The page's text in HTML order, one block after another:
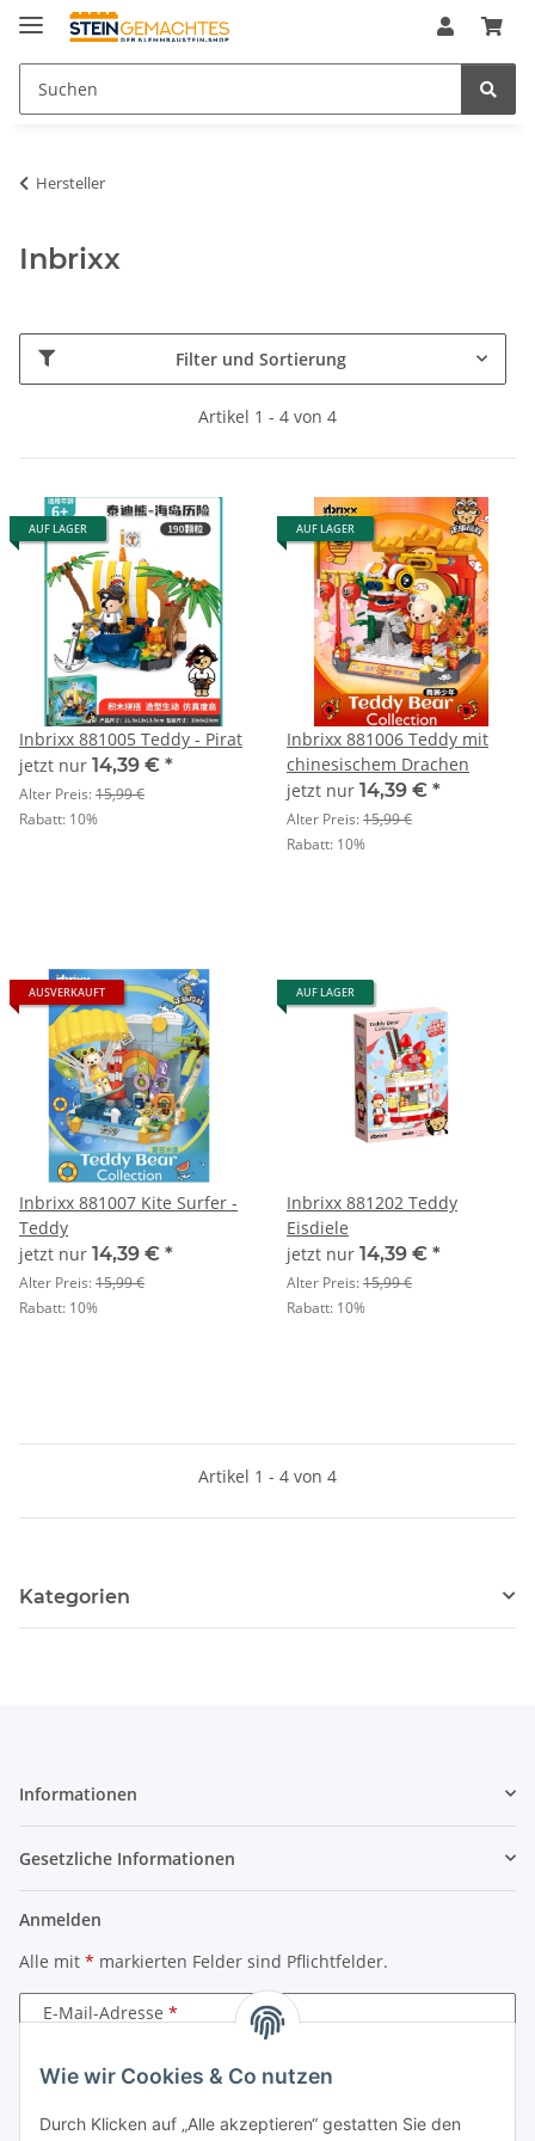
Wie wir Cookies & Co nutzen
Durch Klicken auf „Alle akzeptieren“ gestatten Sie den
Hersteller
Inbrixx
Filter und Sortierung
Artikel 1 - 4 von 4
AUF LAGER
Inbrixx 881005 Teddy - Pirat
jetzt nur 14,39 € *
Alter Preis:15,99 €
Rabatt: 10%
AUF LAGER
Inbrixx 881006 Teddy mit
chinesischem Drachen
jetzt nur 14,39 € *
Alter Preis:15,99 €
Rabatt: 10%
AUSVERKAUFT
Inbrixx 881007 Kite Surfer -
Teddy
jetzt nur 14,39 € *
Alter Preis:15,99 €
Rabatt: 10%
AUF LAGER
Inbrixx 881202 Teddy
Eisdiele
jetzt nur 14,39 € *
Alter Preis:15,99 €
Rabatt: 10%
Artikel 1 - 4 von 4
Kategorien
Informationen
Gesetzliche Informationen
Anmelden
Alle mit * markierten Felder sind Pflichtfelder.
E-Mail-Adresse
Passwort
Anmelden